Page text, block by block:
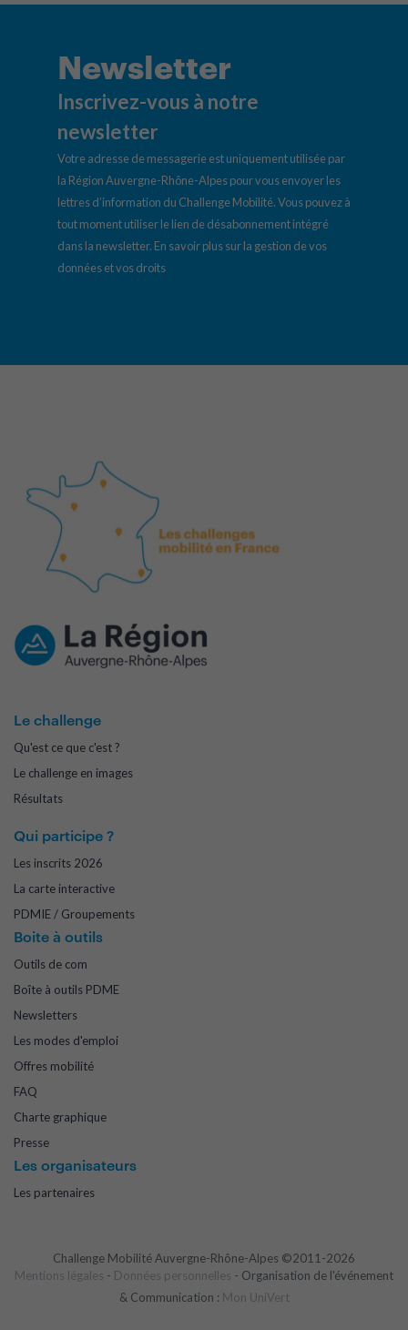
Newsletter
Inscrivez-vous à notre
newsletter
Votre adresse de messagerie est uniquement utilisée par
la Région Auvergne-Rhône-Alpes pour vous envoyer les
lettres d’information du Challenge Mobilité. Vous pouvez à
tout moment utiliser le lien de désabonnement intégré
dans la newsletter. En savoir plus sur la gestion de vos
données et vos droits
Le challenge
Qu'est ce que c'est ?
Le challenge en images
Résultats
Qui participe ?
Les inscrits 2026
La carte interactive
PDMIE / Groupements
Boite à outils
Outils de com
Boîte à outils PDME
Newsletters
Les modes d'emploi
Offres mobilité
FAQ
Charte graphique
Presse
Les organisateurs
Les partenaires
Challenge Mobilité Auvergne-Rhône-Alpes ©2011-2026
Mentions légales - Données personnelles - Organisation de l'événement
& Communication : Mon UniVert